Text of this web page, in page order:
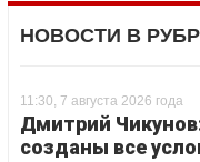
НОВОСТИ В
11:30, 7 августа 2026 года
Дмитрий
созданы все